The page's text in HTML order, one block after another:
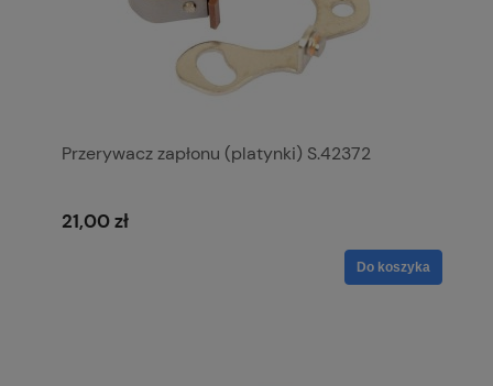
Przerywacz zapłonu (platynki) S.42372
21,00 zł
Do koszyka